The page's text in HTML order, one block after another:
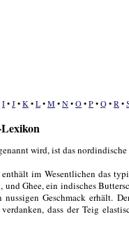
wird, ist das
im Wesentlichen das
und Ghee, ein indisches
Geschmack erhält.
dass der Teig
I•J•K •L•M•N•O•P•Q•R •